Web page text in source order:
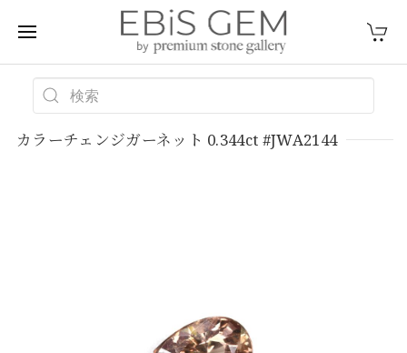
カラーチェンジガーネット 0.344ct #JWA2144